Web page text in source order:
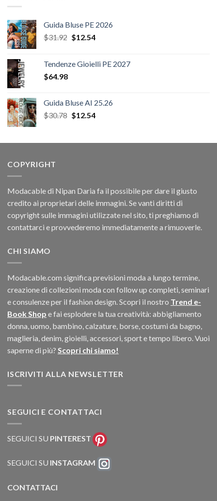
Guida Bluse PE 2026
$31.92 Il
era:
$12.54Il
è:
Tendenze Gioielli PE 2027
$64.98
Guida Bluse AI 25.26
$30.78 Il
era:
$12.54Il
è:
COPYRIGHT
Modacable di Nipan Daria fa il possibile per dare il giusto
credito ai proprietari delle immagini. Se vanti diritti di
copyright sulle immagini utilizzate nel sito, ti preghiamo di
contattarci e provvederemo immediatamente a rimuoverle.
CHI SIAMO
Modacable.com significa previsioni moda a lungo termine,
creazione di collezioni moda con follow up completi, seminari
e consulenze per il fashion design. Scopri il nostro Trend e-
Book Shop e fai esplodere la tua creatività: abbigliamento
donna, uomo, bambino, calzature, borse, costumi da bagno,
maglieria, denim, gioielli, accessori, sport e tempo libero. Vuoi
saperne di più? Scopri chi siamo!
ISCRIVITI ALLA NEWSLETTER
SEGUICI E CONTATTACI
SEGUICI SU PINTEREST
SEGUICI SU INSTAGRAM
CONTATTACI